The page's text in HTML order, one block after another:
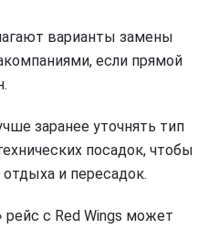
варианты замены
если прямой
заранее уточнять тип
посадок, чтобы
и пересадок.
с Red Wings может